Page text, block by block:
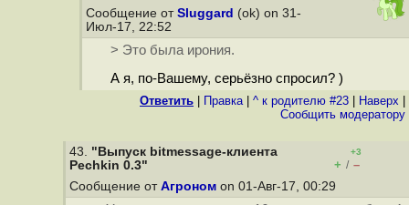
Сообщение от Sluggard (ok) on 31-
Июл-17, 22:52
> Это была ирония.
А я, по-Вашему, серьёзно спросил? )
Ответить Правка| ^ к родителю #23 Наверх
Cообщить модератору
43. "Выпуск bitmessage-клиента
Pechkin 0.3"
+3
+ / –
Сообщение от Агроном on 01-Авг-17, 00:29